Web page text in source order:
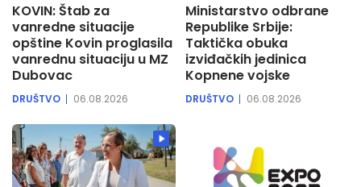
KOVIN: Štab za
vanredne situacije
opštine Kovin proglasila
vanrednu situaciju u MZ
Dubovac
DRUŠTVO 06.08.2026
Ministarstvo odbrane
Republike Srbije:
Taktička obuka
izviđačkih jedinica
Kopnene vojske
DRUŠTVO 06.08.2026